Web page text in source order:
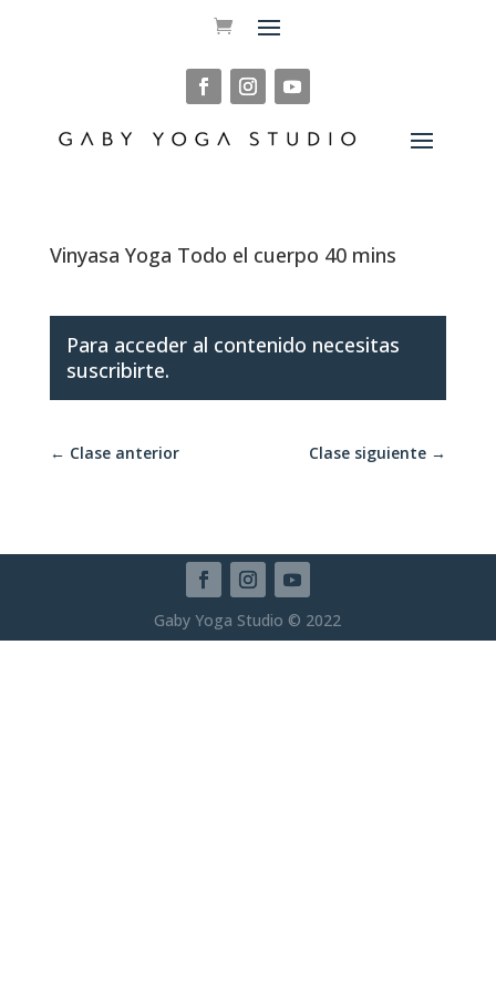
Vinyasa Yoga Todo el cuerpo 40 mins
Para acceder al contenido necesitas
suscribirte.
← Clase anterior Clase siguiente →
Gaby Yoga Studio © 2022